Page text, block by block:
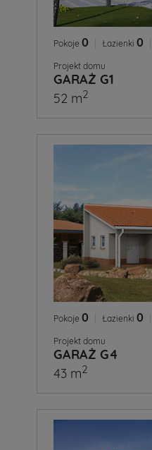
Pokoje 0 Łazienki 0
Projekt domu
GARAŻ G1
52 m2
Pokoje 0 Łazienki 0
Projekt domu
GARAŻ G4
43 m2